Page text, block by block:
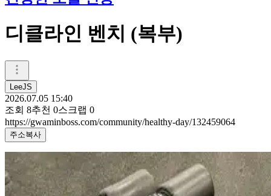
디클라인 벤치 (복부)
LeeJS
2026.07.05 15:40
조회 8추천 0스크랩 0
https://gwaminboss.com/community/healthy-day/132459064
주소복사